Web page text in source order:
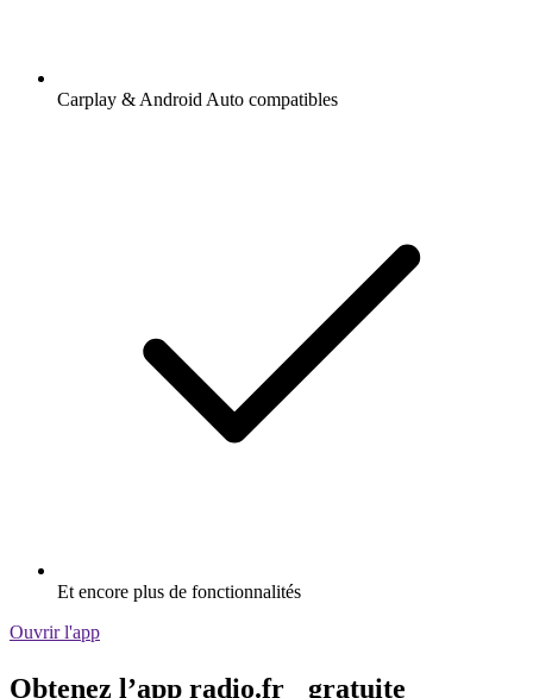
Carplay & Android Auto compatibles
Et encore plus de fonctionnalités
Ouvrir l'app
Obtenez l’app radio.fr gratuite